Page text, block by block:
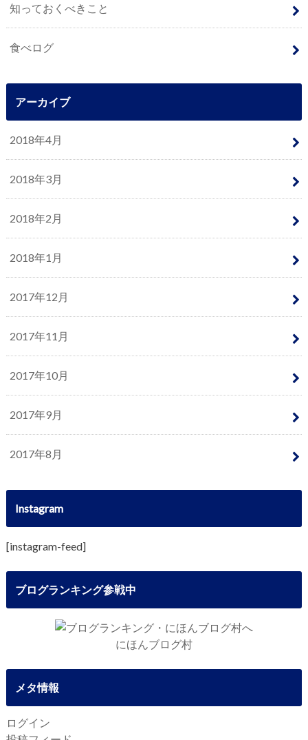
知っておくべきこと
食べログ
アーカイブ
2018年4月
2018年3月
2018年2月
2018年1月
2017年12月
2017年11月
2017年10月
2017年9月
2017年8月
Instagram
[instagram-feed]
ブログランキング参戦中
にほんブログ村
メタ情報
ログイン